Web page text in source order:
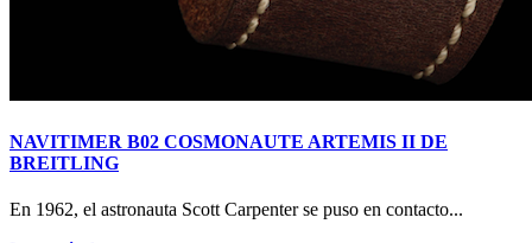
NAVITIMER B02 COSMONAUTE ARTEMIS II DE
BREITLING
En 1962, el astronauta Scott Carpenter se puso en contacto...